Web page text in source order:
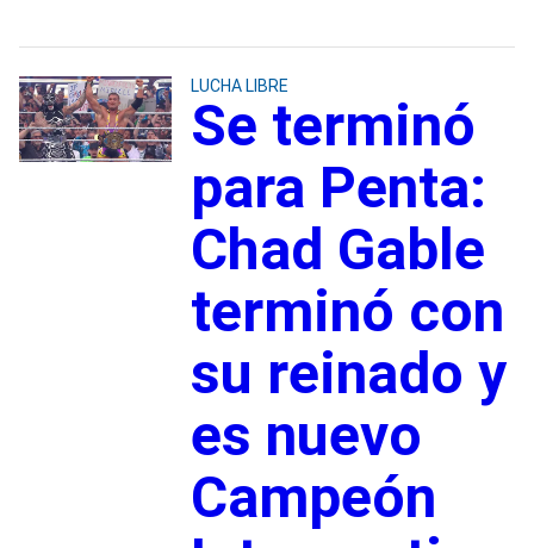
LUCHA LIBRE
Se terminó
para Penta:
Chad Gable
terminó con
su reinado y
es nuevo
Campeón